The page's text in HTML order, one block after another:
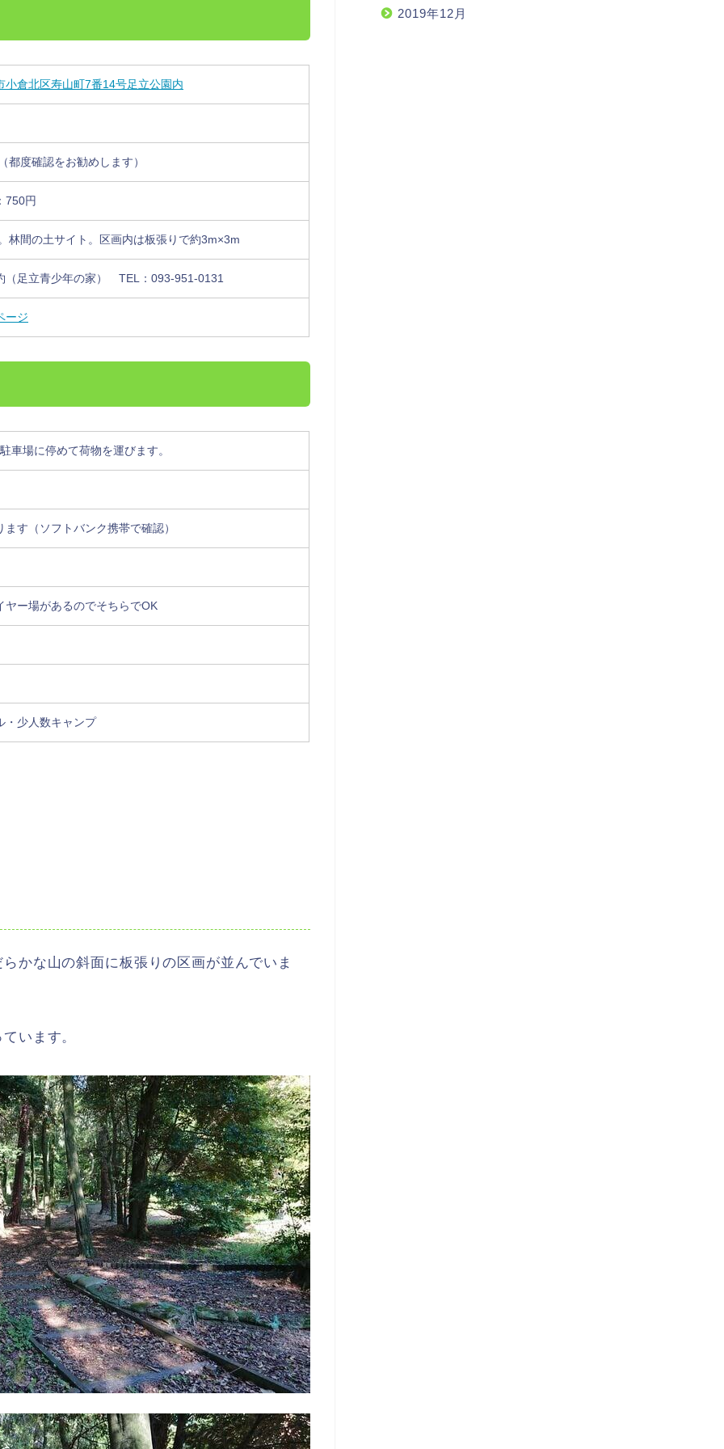
小倉北区寿山町7番14号足立公園内
都度確認をお勧めします）
750円
林間の土サイト。区画内は板張りで約3m×3m
（足立青少年の家） TEL：093-951-0131
ージ
車場に停めて荷物を運びます。
す（ソフトバンク携帯で確認）
ヤー場があるのでそちらでOK
・少人数キャンプ
かな山の斜面に板張りの区画が並んでいま
います。
2019年12月